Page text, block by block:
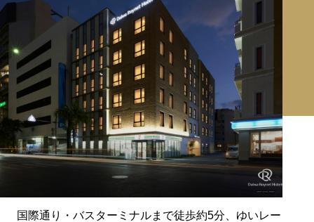
国際通り・バスターミナルまで徒歩約5分、ゆいレー